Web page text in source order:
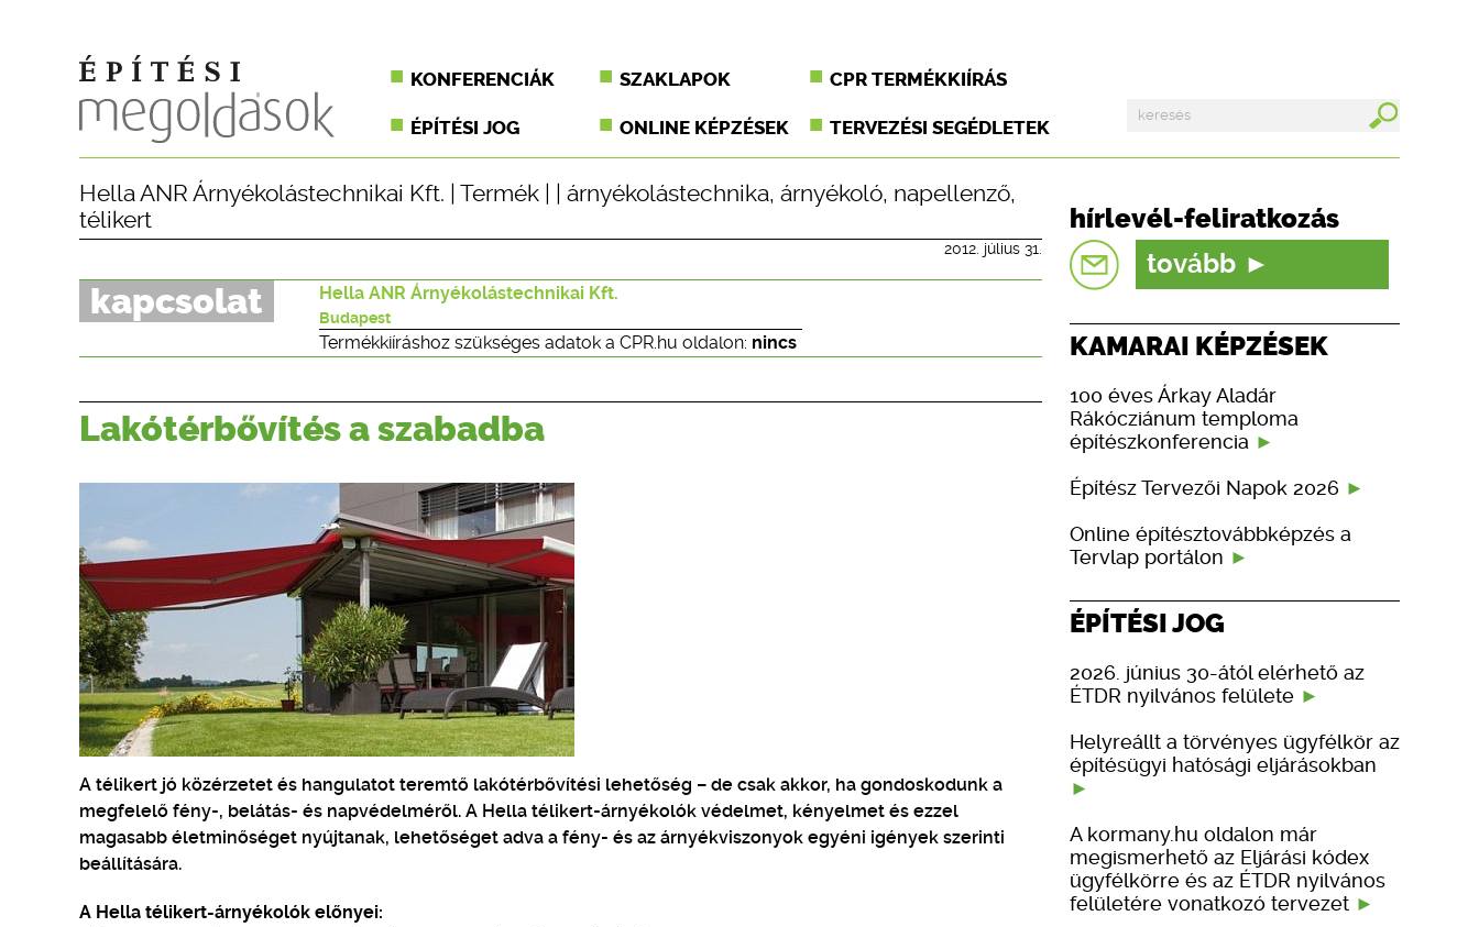
KONFERENCIÁK SZAKLAPOK CPR TERMÉKKIÍRÁS
ÉPÍTÉSI JOG ONLINE KÉPZÉSEK TERVEZÉSI SEGÉDLETEK
Hella ANR Árnyékolástechnikai Kft. Termék árnyékolástechnika, árnyékoló, napellenző,
télikert
2012. július 31.
kapcsolat Hella ANR Árnyékolástechnikai Kft.
Budapest
Termékkiíráshoz szükséges adatok a CPR.hu oldalon: nincs
Lakótérbővítés a szabadba
A télikert jó közérzetet és hangulatot teremtő lakótérbővítési lehetőség – de csak akkor, ha gondoskodunk a
megfelelő fény-, belátás- és napvédelméről. A Hella télikert-árnyékolók védelmet, kényelmet és ezzel
magasabb életminőséget nyújtanak, lehetőséget adva a fény- és az árnyékviszonyok egyéni igények szerinti
beállítására.
A Hella télikert-árnyékolók előnyei:
hírlevél-feliratkozás
tovább
KAMARAI KÉPZÉSEK
100 éves Árkay Aladár
Rákócziánum temploma
építészkonferencia
Építész Tervezői Napok 2026
Online építésztovábbképzés a
Tervlap portálon
ÉPÍTÉSI JOG
2026. június 30-ától elérhető az
ÉTDR nyilvános felülete
Helyreállt a törvényes ügyfélkör az
építésügyi hatósági eljárásokban
A kormany.hu oldalon már
megismerhető az Eljárási kódex
ügyfélkörre és az ÉTDR nyilvános
felületére vonatkozó tervezet